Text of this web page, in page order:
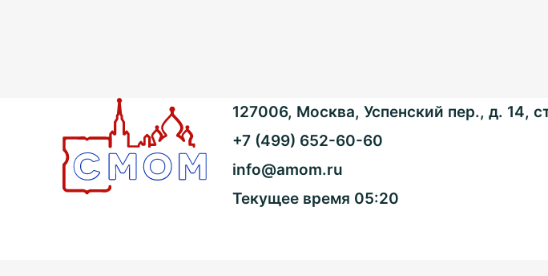
127006, Москва, Успенский пер., д. 14,
+7 (499) 652-60-60
info@amom.ru
Текущее время 05:20